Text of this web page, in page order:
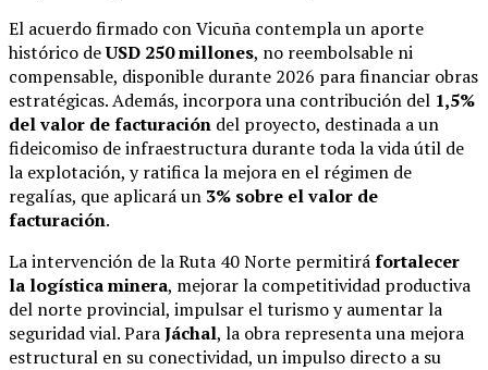
El acuerdo firmado con Vicuña contempla un aporte
histórico deUSD 250 millones, no reembolsable ni
compensable, disponible durante 2026 para financiar obras
estratégicas. Además, incorpora una contribución del 1,5%
del valor de facturación del proyecto, destinada a un
fideicomiso de infraestructura durante toda la vida útil de
la explotación, y ratifica la mejora en el régimen de
regalías, que aplicará un 3% sobre el valor de
facturación.
La intervención de la Ruta 40 Norte permitiráfortalecer
la logística minera, mejorar la competitividad productiva
del norte provincial, impulsar el turismo y aumentar la
seguridad vial. ParaJáchal, la obra representa una mejora
estructural en su conectividad, un impulso directo a su